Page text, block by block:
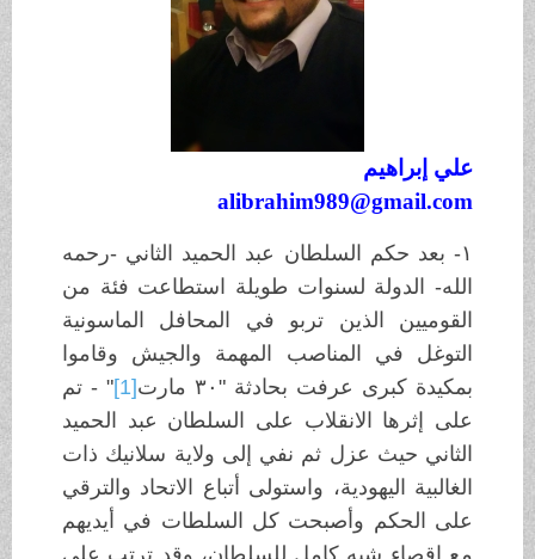
علي إبراهيم
alibrahim989@gmail.com
١- بعد حكم السلطان عبد الحميد الثاني -رحمه
الله- الدولة لسنوات طويلة استطاعت فئة من
القوميين الذين تربو في المحافل الماسونية
التوغل في المناصب المهمة والجيش وقاموا
بمكيدة كبرى عرفت بحادثة "٣٠ مارت
[1]
" - تم
على إثرها الانقلاب على السلطان عبد الحميد
الثاني حيث عزل ثم نفي إلى ولاية سلانيك ذات
الغالبية اليهودية، واستولى أتباع الاتحاد والترقي
على الحكم وأصبحت كل السلطات في أيديهم
مع إقصاء شبه كامل للسلطان، وقد ترتب على